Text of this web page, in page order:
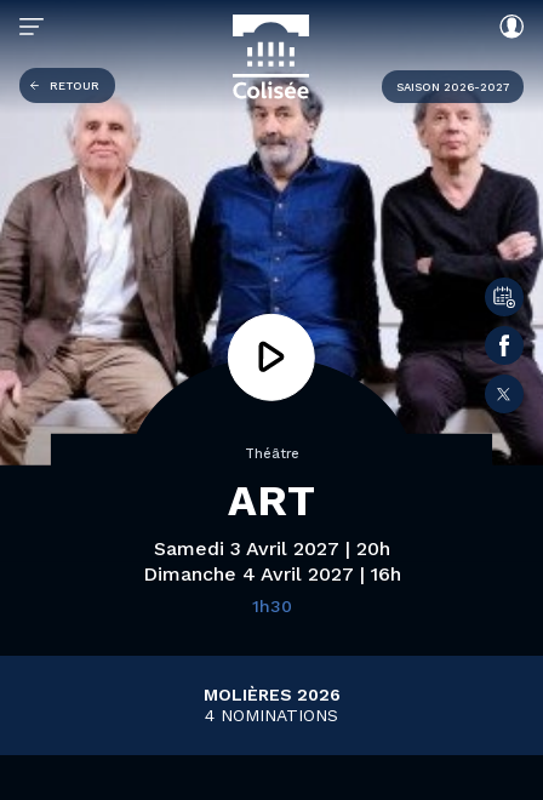
RETOUR SAISON 2026-2027
Théâtre
ART
Samedi 3 Avril 2027 | 20h
Dimanche 4 Avril 2027 | 16h
1h30
MOLIÈRES 2026
4 NOMINATIONS